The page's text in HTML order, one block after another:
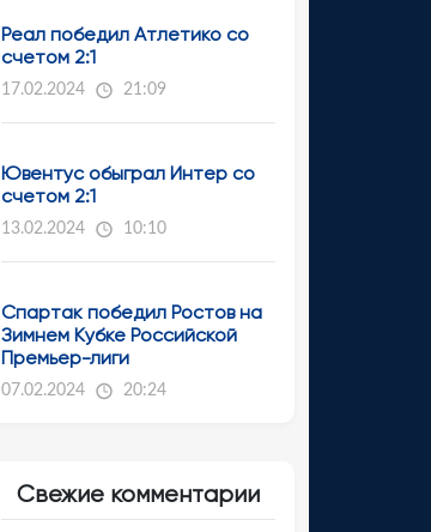
Реал победил Атлетико со
счетом 2:1
17.02.2024 21:09
Ювентус обыграл Интер со
счетом 2:1
13.02.2024 10:10
Спартак победил Ростов на
Зимнем Кубке Российской
Премьер-лиги
07.02.2024 20:24
Свежие комментарии